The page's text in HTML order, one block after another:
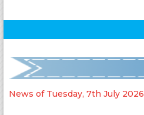
News of Tuesday, 7th July 2026